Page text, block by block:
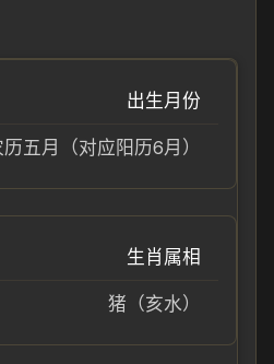
出生月份
五月（对应阳历6月）
生肖属相
猪（亥水）